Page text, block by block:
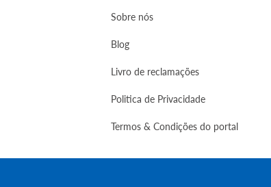
Sobre nós
Blog
Livro de reclamações
Politica de Privacidade
Termos & Condições do portal